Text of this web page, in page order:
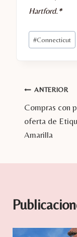
Hartford.*
Etiquetas
de
#Connecticut
de
entradas
ANTERIOR
Compras con
oferta de
Amarilla